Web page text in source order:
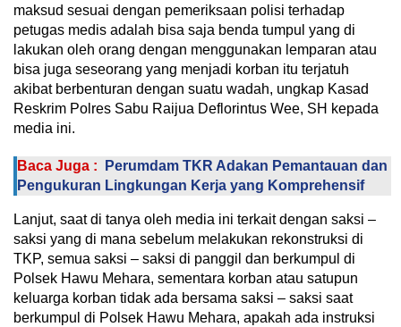
maksud sesuai dengan pemeriksaan polisi terhadap
petugas medis adalah bisa saja benda tumpul yang di
lakukan oleh orang dengan menggunakan lemparan atau
bisa juga seseorang yang menjadi korban itu terjatuh
akibat berbenturan dengan suatu wadah, ungkap Kasad
Reskrim Polres Sabu Raijua Deflorintus Wee, SH kepada
media ini.
Baca Juga :
Perumdam TKR Adakan Pemantauan dan
Pengukuran Lingkungan Kerja yang Komprehensif
Lanjut, saat di tanya oleh media ini terkait dengan saksi –
saksi yang di mana sebelum melakukan rekonstruksi di
TKP, semua saksi – saksi di panggil dan berkumpul di
Polsek Hawu Mehara, sementara korban atau satupun
keluarga korban tidak ada bersama saksi – saksi saat
berkumpul di Polsek Hawu Mehara, apakah ada instruksi